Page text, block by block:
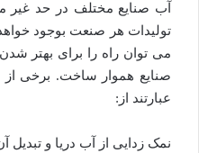
آب صنایع مختلف در حد غیر
تولیدات هر صنعت بوجود خواهد
می توان راه را برای بهتر
صنایع هموار ساخت. برخی
عبارتند از:
نمک زدایی از آب دریا و